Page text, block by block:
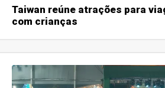
Taiwan reúne atrações para
com crianças